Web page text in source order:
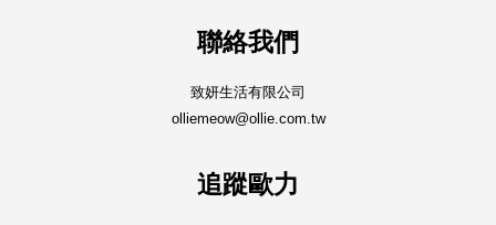
聯絡我們
致妍生活有限公司
olliemeow@ollie.com.tw
追蹤歐力